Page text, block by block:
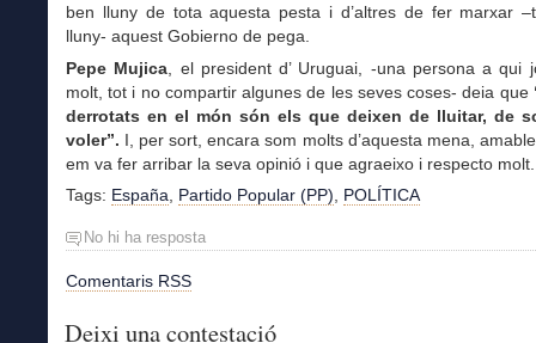
ben lluny de tota aquesta pesta i d’altres de fer marxar
lluny- aquest Gobierno de pega.
Pepe Mujica , el president d’ Uruguai, -una persona a qui
molt, tot i no compartir algunes de les seves coses- deia que
derrotats en el món són els que deixen de lluitar, de
voler”. I, per sort, encara som molts d’aquesta mena,
em va fer arribar la seva opinió i que agraeixo i respecto molt.
Tags: España Partido Popular (PP) POLÍTICA
No hi ha resposta
Comentaris RSS
Deixi una contestació